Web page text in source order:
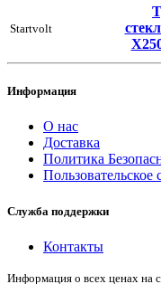
Startvolt
Информация
О нас
Доставка
Политика
Пользовательское
Служба поддержки
Контакты
Информация о всех ценах на